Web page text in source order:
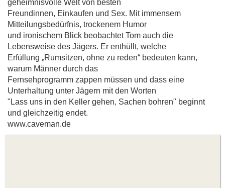
geheimnisvolle Welt von besten
Freundinnen, Einkaufen und Sex. Mit immensem
Mitteilungsbedürfnis, trockenem Humor
und ironischem Blick beobachtet Tom auch die
Lebensweise des Jägers. Er enthüllt, welche
Erfüllung „Rumsitzen, ohne zu reden“ bedeuten kann,
warum Männer durch das
Fernsehprogramm zappen müssen und dass eine
Unterhaltung unter Jägern mit den Worten
"Lass uns in den Keller gehen, Sachen bohren" beginnt
und gleichzeitig endet.
www.caveman.de